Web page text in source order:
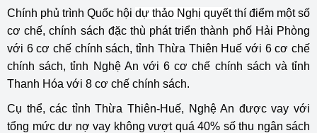
Chính phủ trình Quốc hội dự thảo Nghị quyếtthí điểm một số
cơ chế, chính sách đặc thù phát triển thành phố Hải Phòng
với 6 cơ chế chính sách, tỉnh Thừa Thiên Huế với 6 cơ chế
chính sách, tỉnh Nghệ An với 6 cơ chế chính sách và tỉnh
Thanh Hóa với 8 cơ chế chính sách.
Cụ thể, các tỉnh Thừa Thiên-Huế, Nghệ An được vay với
tổng mức dư nợ vay không vượt quá 40% số thu ngân sách